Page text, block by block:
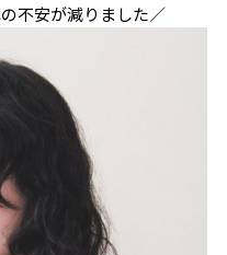
不安が減りました／